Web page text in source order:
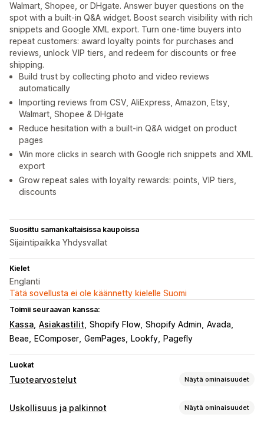
Walmart, Shopee, or DHgate. Answer buyer questions on the
spot with a built-in Q&A widget. Boost search visibility with rich
snippets and Google XML export. Turn one-time buyers into
repeat customers: award loyalty points for purchases and
reviews, unlock VIP tiers, and redeem for discounts or free
shipping.
Build trust by collecting photo and video reviews
automatically
Importing reviews from CSV, AliExpress, Amazon, Etsy,
Walmart, Shopee & DHgate
Reduce hesitation with a built-in Q&A widget on product
pages
Win more clicks in search with Google rich snippets and XML
export
Grow repeat sales with loyalty rewards: points, VIP tiers,
discounts
Suosittu samankaltaisissa kaupoissa
Sijaintipaikka Yhdysvallat
Kielet
Englanti
Tätä sovellusta ei ole käännetty kielelle Suomi
Toimii seuraavan kanssa:
Kassa Asiakastilit Shopify Flow Shopify Admin Avada
Beae
EComposer GemPages Lookfy Pagefly
Luokat
Tuotearvostelut Näytä ominaisuudet
Näyttövaihtoehdot
Uskollisuus ja palkinnot Näytä ominaisuudet